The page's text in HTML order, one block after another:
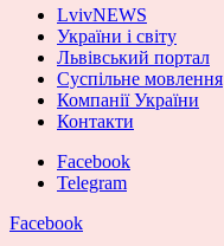
LvivNEWS
України і світу
Львівський портал
Суспільне мовлення
Компанії України
Контакти
Facebook
Telegram
Facebook